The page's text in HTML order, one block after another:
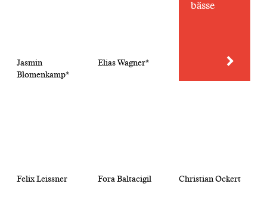
Jasmin
Blomenkamp*
Elias Wagner*
bässe
Felix Leissner Fora Baltacigil Christian Ockert